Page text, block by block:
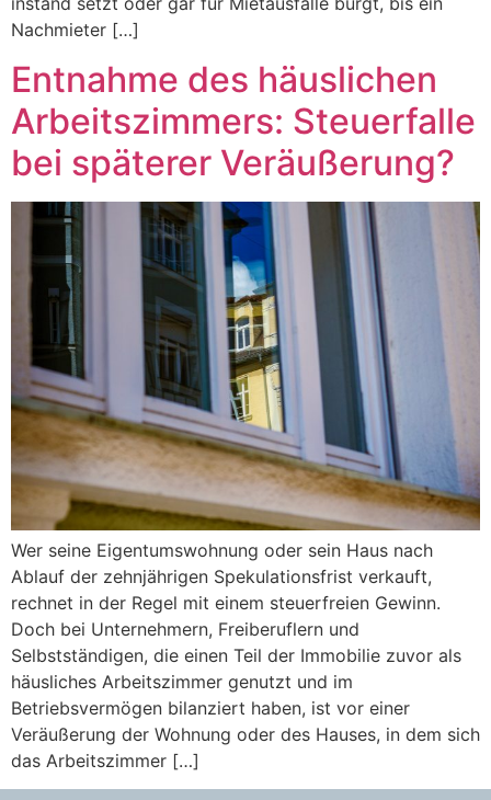
Nachmieter […]
Entnahme des häuslichen
Arbeitszimmers: Steuerfalle
bei späterer Veräußerung?
Wer seine Eigentumswohnung oder sein Haus nach
Ablauf der zehnjährigen Spekulationsfrist verkauft,
rechnet in der Regel mit einem steuerfreien Gewinn.
Doch bei Unternehmern, Freiberuflern und
Selbstständigen, die einen Teil der Immobilie zuvor als
häusliches Arbeitszimmer genutzt und im
Betriebsvermögen bilanziert haben, ist vor einer
Veräußerung der Wohnung oder des Hauses, in dem sich
das Arbeitszimmer […]